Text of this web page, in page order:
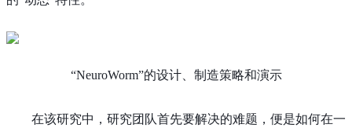
“NeuroWorm”的设计、制造策略和演示
在该研究中，研究团队首先要解决的难题，便是如何在一